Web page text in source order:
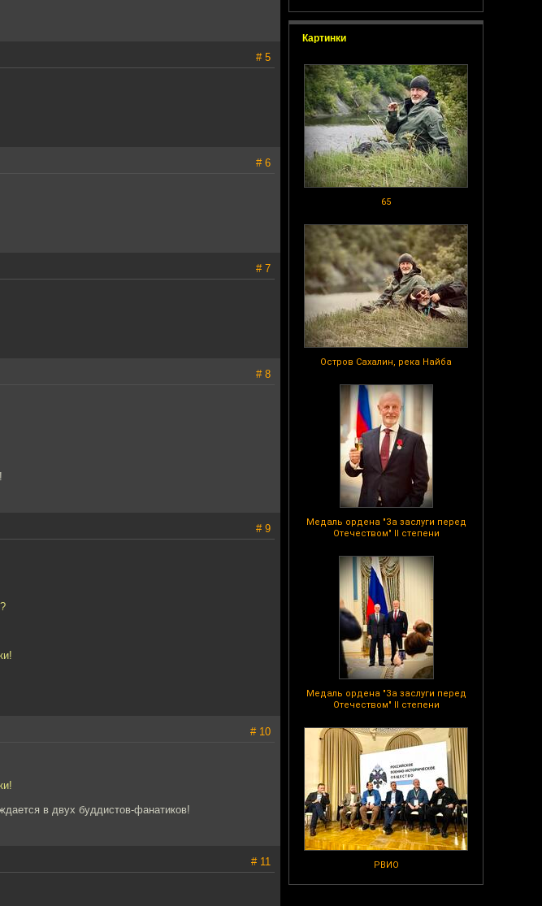
Картинки
65
Остров Сахалин, река Найба
Медаль ордена "За заслуги перед
Отечеством" II степени
Медаль ордена "За заслуги перед
Отечеством" II степени
РВИО
# 5
# 6
# 7
# 8
# 9
# 10
в двух буддистов-фанатиков!
# 11